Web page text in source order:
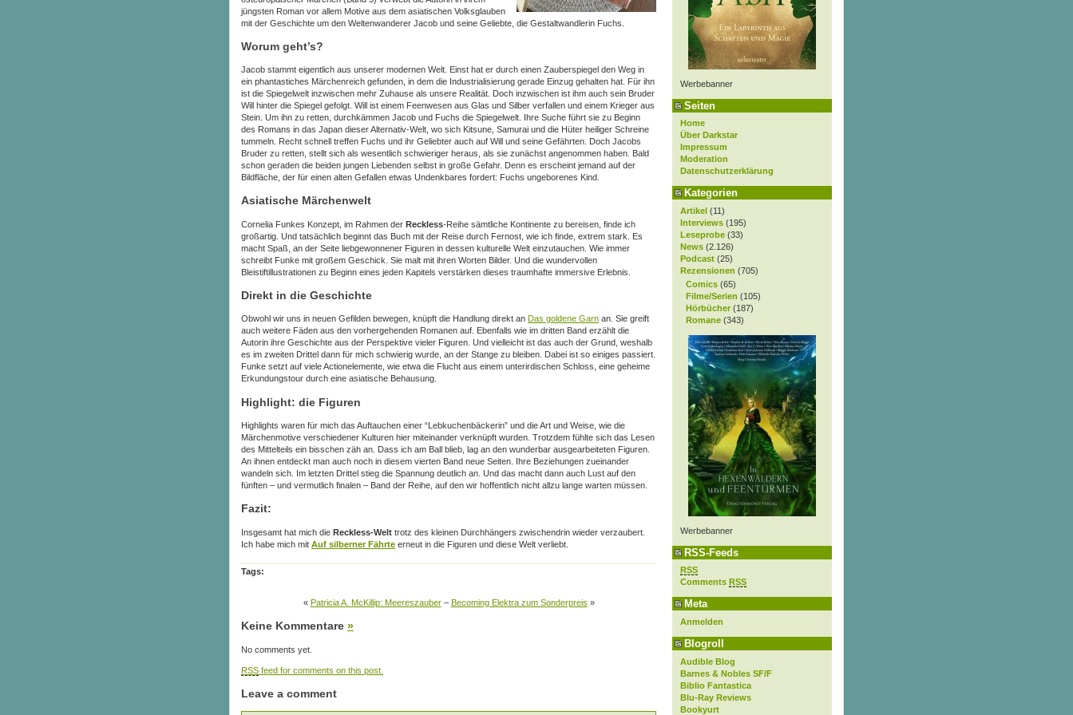
Werbebanner
Seiten
Home
Über Darkstar
Impressum
Moderation
Datenschutzerklärung
Kategorien
Artikel (11)
Interviews (195)
Leseprobe (33)
News (2.126)
Podcast (25)
Rezensionen (705)
Comics (65)
Filme/Serien (105)
Hörbücher (187)
Romane (343)
Werbebanner
RSS-Feeds
RSS
Comments RSS
Meta
Anmelden
Blogroll
Audible Blog
Barnes & Nobles SF/F
Biblio Fantastica
Blu-Ray Reviews
Bookyurt
jüngsten Roman vor allem Motive aus dem asiatischen Volksglauben
mit der Geschichte um den Weltenwanderer Jacob und seine Geliebte, die Gestaltwandlerin Fuchs.
Worum geht’s?
Jacob stammt eigentlich aus unserer modernen Welt. Einst hat er durch einen Zauberspiegel den Weg in
ein phantastiches Märchenreich gefunden, in dem die Industrialisierung gerade Einzug gehalten hat. Für ihn
ist die Spiegelwelt inzwischen mehr Zuhause als unsere Realität. Doch inzwischen ist ihm auch sein Bruder
Will hinter die Spiegel gefolgt. Will ist einem Feenwesen aus Glas und Silber verfallen und einem Krieger aus
Stein. Um ihn zu retten, durchkämmen Jacob und Fuchs die Spiegelwelt. Ihre Suche führt sie zu Beginn
des Romans in das Japan dieser Alternativ-Welt, wo sich Kitsune, Samurai und die Hüter heiliger Schreine
tummeln. Recht schnell treffen Fuchs und ihr Geliebter auch auf Will und seine Gefährten. Doch Jacobs
Bruder zu retten, stellt sich als wesentlich schwieriger heraus, als sie zunächst angenommen haben. Bald
schon geraden die beiden jungen Liebenden selbst in große Gefahr. Denn es erscheint jemand auf der
Bildfläche, der für einen alten Gefallen etwas Undenkbares fordert: Fuchs ungeborenes Kind.
Asiatische Märchenwelt
Cornelia Funkes Konzept, im Rahmen der Reckless-Reihe sämtliche Kontinente zu bereisen, finde ich
großartig. Und tatsächlich beginnt das Buch mit der Reise durch Fernost, wie ich finde, extrem stark. Es
macht Spaß, an der Seite liebgewonnener Figuren in dessen kulturelle Welt einzutauchen. Wie immer
schreibt Funke mit großem Geschick. Sie malt mit ihren Worten Bilder. Und die wundervollen
Bleistiftillustrationen zu Beginn eines jeden Kapitels verstärken dieses traumhafte immersive Erlebnis.
Direkt in die Geschichte
Obwohl wir uns in neuen Gefilden bewegen, knüpft die Handlung direkt an Das goldene Garn an. Sie greift
auch weitere Fäden aus den vorhergehenden Romanen auf.
Ebenfalls wie im dritten Band erzählt die
Autorin ihre Geschichte aus der Perspektive vieler Figuren. Und vielleicht ist das auch der Grund, weshalb
es im zweiten Drittel dann für mich schwierig wurde, an der Stange zu bleiben. Dabei ist so einiges passiert.
Funke setzt auf viele Actionelemente, wie etwa die Flucht aus einem unterirdischen Schloss, eine geheime
Erkundungstour durch eine asiatische Behausung.
Highlight: die Figuren
Highlights waren für mich das Auftauchen einer “Lebkuchenbäckerin” und die Art und Weise, wie die
Märchenmotive verschiedener Kulturen hier miteinander verknüpft wurden. Trotzdem fühlte sich das Lesen
des Mittelteils ein bisschen zäh an. Dass ich am Ball blieb, lag an den wunderbar ausgearbeiteten Figuren.
An ihnen entdeckt man auch noch in diesem vierten Band neue Seiten. Ihre Beziehungen zueinander
wandeln sich. Im letzten Drittel stieg die Spannung deutlich an. Und das macht dann auch Lust auf den
fünften – und vermutlich finalen – Band der Reihe, auf den wir hoffentlich nicht allzu lange warten müssen.
Fazit:
Insgesamt hat mich die Reckless-Welt trotz des kleinen Durchhängers zwischendrin wieder verzaubert.
Ich habe mich mit Auf silberner Fährte erneut in die Figuren und diese Welt verliebt.
Tags:
« Patricia A. McKillip: Meereszauber– Becoming Elektra zum Sonderpreis »
Keine Kommentare »
No comments yet.
RSS feed for comments on this post.
Leave a comment